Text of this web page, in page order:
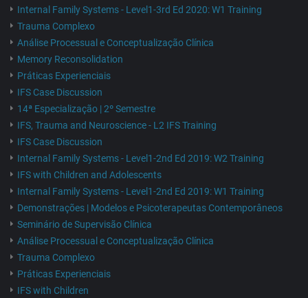
Internal Family Systems - Level1-3rd Ed 2020: W1 Training
Trauma Complexo
Análise Processual e Conceptualização Clínica
Memory Reconsolidation
Práticas Experienciais
IFS Case Discussion
14ª Especialização | 2º Semestre
IFS, Trauma and Neuroscience - L2 IFS Training
IFS Case Discussion
Internal Family Systems - Level1-2nd Ed 2019: W2 Training
IFS with Children and Adolescents
Internal Family Systems - Level1-2nd Ed 2019: W1 Training
Demonstrações | Modelos e Psicoterapeutas Contemporâneos
Seminário de Supervisão Clínica
Análise Processual e Conceptualização Clínica
Trauma Complexo
Práticas Experienciais
IFS with Children